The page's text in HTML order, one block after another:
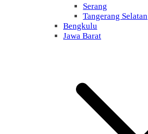
Serang
Tangerang Selatan
Bengkulu
Jawa Barat